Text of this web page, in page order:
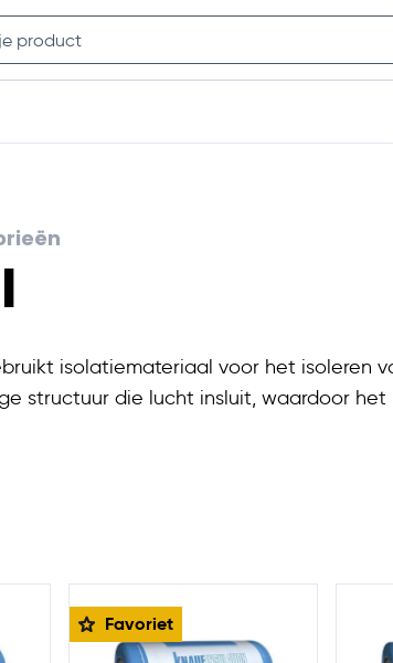
7,5% kortingmet code;
isolatiemateriaal voor het isoleren
structuur die lucht insluit, waardoor
u voordelig Knauf glaswol op rol.
Favoriet